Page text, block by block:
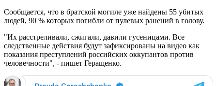
Сообщается, что в братской могиле уже найдены 55 убитых
людей, 90 % которых погибли от пулевых ранений в голову.
"Их расстреливали, сжигали, давили гусеницами. Все
следственные действия будут зафиксированы на видео как
показания преступлений российских оккупантов против
человечности", - пишет Геращенко.